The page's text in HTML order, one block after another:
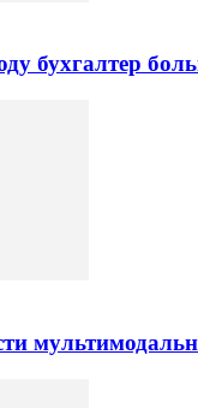
бухгалтер